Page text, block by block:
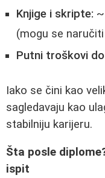
Knjige i skripte:
(mogu se
Putni troškovi
Iako se čini kao
sagledavaju kao
stabilniju karijeru.
Šta posle
ispit